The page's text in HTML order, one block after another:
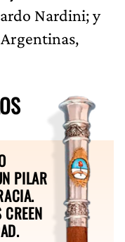
Nardini; y
PILAR